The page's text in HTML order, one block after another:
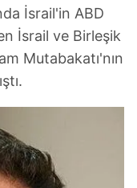
İsrail'in ABD
İsrail ve Birleşik
Mutabakatı'nın